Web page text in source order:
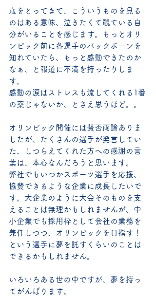
歳をとってきて、こういうものを見る
のはある意味、泣きたくて観ている自
分がいることを感じます。もっとオリ
ンピック前に各選手のバックボーンを
知れていたら、もっと感動できたのか
なぁ、と報道に不満を持ったりしま
す。
感動の涙はストレスも流してくれる1番
の薬じゃないか、とさえ思うほど。。
オリンピック開催には賛否両論ありま
したが、たくさんの選手が発言してい
た、しつらえてくれた方への感謝の言
葉は、本心なんだろうと思います。
弊社でもいつかスポーツ選手を応援、
協賛できるような企業に成長したいで
す。大企業のように大会そのものを支
えることは無理かもしれませんが、中
小企業でも採用枠として会社の業務を
兼任しつつ、オリンピックを目指す！
という選手に夢を託すくらいのことは
できるかもしれません。
いろいろある世の中ですが、夢を持っ
てがんばります。